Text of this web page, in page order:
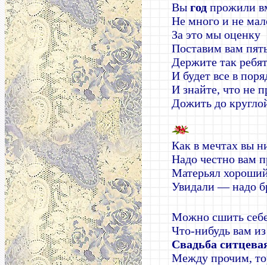
Вы год прожили
Не много и не
За это мы оценку
Поставим вам
Держите так
И будет все в
И знайте, что не
Дожить до
Как в мечтах вы
Надо честно вам
Матерьял
Увидали — надо
Можно сшить
Что-нибудь вам
Свадьба
Между прочим,